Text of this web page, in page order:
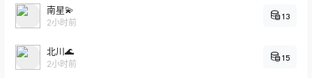
南星💫
2小时前
13
北川🌊
2小时前
15